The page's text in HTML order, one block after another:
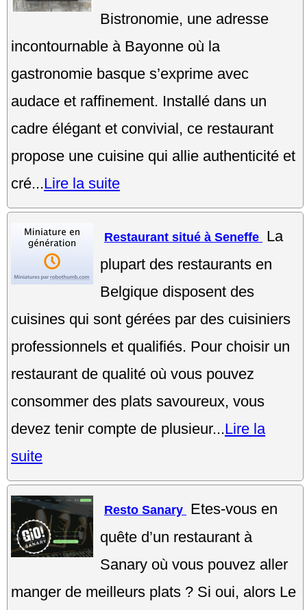
Bistronomie, une adresse
incontournable à Bayonne où la
gastronomie basque s’exprime avec
audace et raffinement. Installé dans un
cadre élégant et convivial, ce restaurant
propose une cuisine qui allie authenticité et
cré...Lire la suite
Restaurant situé à Seneffe La
plupart des restaurants en
Belgique disposent des
cuisines qui sont gérées par des cuisiniers
professionnels et qualifiés. Pour choisir un
restaurant de qualité où vous pouvez
consommer des plats savoureux, vous
devez tenir compte de plusieur...Lire la
suite
Resto Sanary Etes-vous en
quête d’un restaurant à
Sanary où vous pouvez aller
manger de meilleurs plats ? Si oui, alors Le